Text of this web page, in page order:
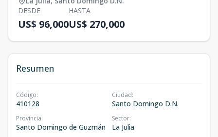
DESDE
US$ 96,000
HASTA
US$ 270,000
Resumen
Código:
410128
Ciudad:
Santo Domingo D.N.
Provincia:
Santo Domingo de Guzmán
Sector:
La Julia